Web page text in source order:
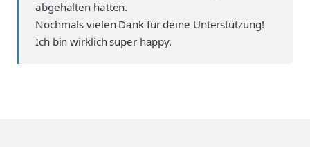
abgehalten hatten.
Nochmals vielen Dank für deine Unterstützung!
Ich bin wirklich super happy.